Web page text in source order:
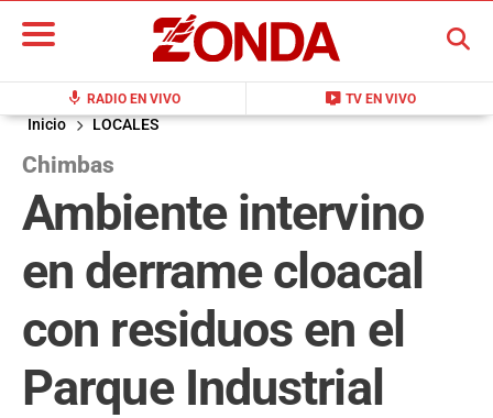
mic RADIO EN VIVO live_tv TV EN VIVO
BUSCAR
Inicio LOCALES
Chimbas
Ambiente intervino
en derrame cloacal
con residuos en el
Parque Industrial